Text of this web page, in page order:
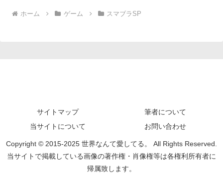
ホーム ゲーム スマブラSP
サイトマップ
筆者について
当サイトについて
お問い合わせ
Copyright © 2015-2025 世界なんて愛してる。 All Rights Reserved.
当サイトで掲載している画像の著作権・肖像権等は各権利所有者に
帰属致します。